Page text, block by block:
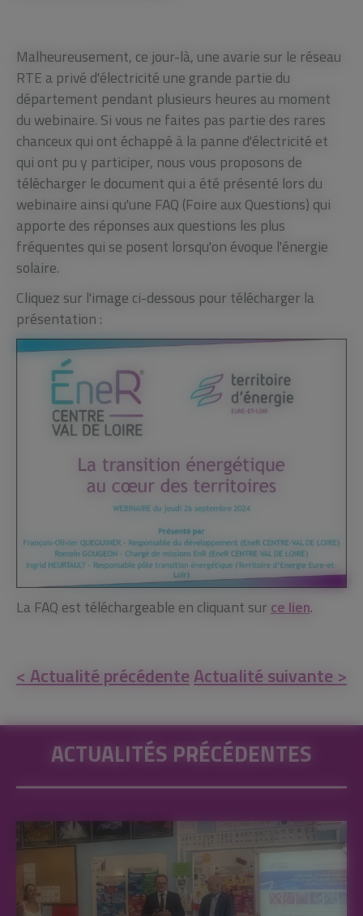
Malheureusement, ce jour-là, une avarie sur le réseau
RTE a privé d'électricité une grande partie du
département pendant plusieurs heures au moment
du webinaire. Si vous ne faites pas partie des rares
chanceux qui ont échappé à la panne d'électricité et
qui ont pu y participer, nous vous proposons de
télécharger le document qui a été présenté lors du
webinaire ainsi qu'une FAQ (Foire aux Questions) qui
apporte des réponses aux questions les plus
fréquentes qui se posent lorsqu'on évoque l'énergie
solaire.
Cliquez sur l'image ci-dessous pour télécharger la
présentation :
La FAQ est téléchargeable en cliquant sur ce lien.
< Actualité précédenteActualité suivante >
ACTUALITÉS PRÉCÉDENTES